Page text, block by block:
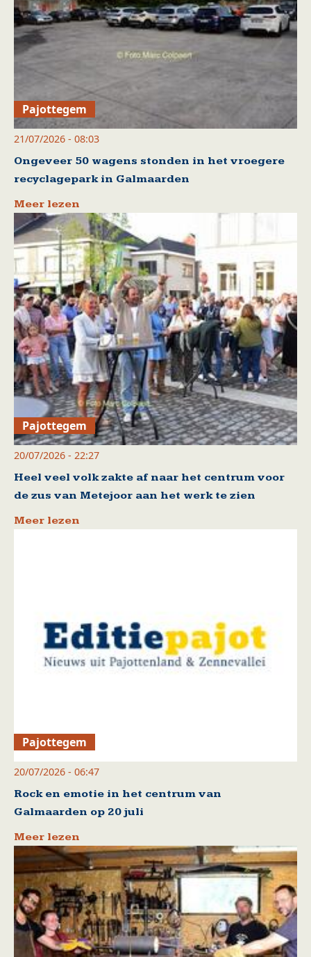
Pajottegem
21/07/2026 - 08:03
Ongeveer 50 wagens stonden in het vroegere
recyclagepark in Galmaarden
Meer lezen
Pajottegem
20/07/2026 - 22:27
Heel veel volk zakte af naar het centrum voor
de zus van Metejoor aan het werk te zien
Meer lezen
Pajottegem
20/07/2026 - 06:47
Rock en emotie in het centrum van
Galmaarden op 20 juli
Meer lezen